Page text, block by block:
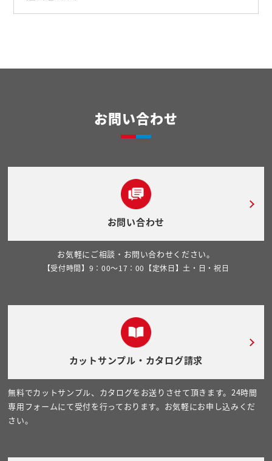
お問い合わせ
お問い合わせ
お気軽にご相談・お問い合わせください。
【受付時間】9：00～17：00【定休日】土・日・祝日
カットサンプル・カタログ請求
無料でカットサンプル、カタログをお送りさせて頂きます。24時間
専用フォームにて受付を行っております。お気軽にお申し込みくだ
さい。